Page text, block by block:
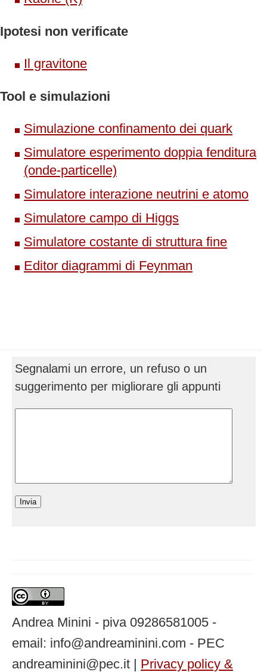
Ipotesi non verificate
Il gravitone
Tool e simulazioni
Simulazione confinamento dei quark
Simulatore esperimento doppia fenditura
(onde-particelle)
Simulatore interazione neutrini e atomo
Simulatore campo di Higgs
Simulatore costante di struttura fine
Editor diagrammi di Feynman
Segnalami un errore, un refuso o un
suggerimento per migliorare gli appunti
Andrea Minini - piva 09286581005 -
email: info@andreaminini.com - PEC
andreaminini@pec.it | Privacy policy &